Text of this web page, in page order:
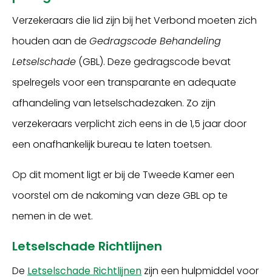
Verzekeraars die lid zijn bij het Verbond moeten zich
houden aan de Gedragscode Behandeling
Letselschade (GBL). Deze gedragscode bevat
spelregels voor een transparante en adequate
afhandeling van letselschadezaken. Zo zijn
verzekeraars verplicht zich eens in de 1,5 jaar door
een onafhankelijk bureau te laten toetsen.
Op dit moment ligt er bij de Tweede Kamer een
voorstel om de nakoming van deze GBL op te
nemen in de wet.
Letselschade Richtlijnen
De Letselschade Richtlijnen zijn een hulpmiddel voor